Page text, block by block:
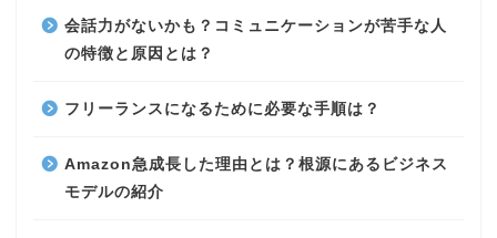
会話力がないかも？コミュニケーションが苦手な人
の特徴と原因とは？
フリーランスになるために必要な手順は？
Amazon急成長した理由とは？根源にあるビジネス
モデルの紹介